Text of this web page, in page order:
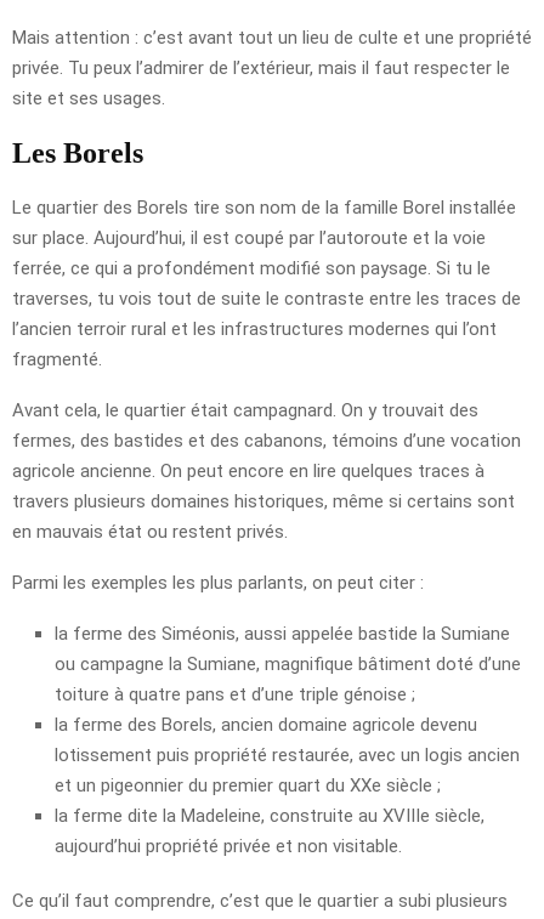
Mais attention : c’est avant tout un lieu de culte et une propriété
privée. Tu peux l’admirer de l’extérieur, mais il faut respecter le
site et ses usages.
Les Borels
Le quartier des Borels tire son nom de la famille Borel installée
sur place. Aujourd’hui, il est coupé par l’autoroute et la voie
ferrée, ce qui a profondément modifié son paysage. Si tu le
traverses, tu vois tout de suite le contraste entre les traces de
l’ancien terroir rural et les infrastructures modernes qui l’ont
fragmenté.
Avant cela, le quartier était campagnard. On y trouvait des
fermes, des bastides et des cabanons, témoins d’une vocation
agricole ancienne. On peut encore en lire quelques traces à
travers plusieurs domaines historiques, même si certains sont
en mauvais état ou restent privés.
Parmi les exemples les plus parlants, on peut citer :
la ferme des Siméonis, aussi appelée bastide la Sumiane
ou campagne la Sumiane, magnifique bâtiment doté d’une
toiture à quatre pans et d’une triple génoise ;
la ferme des Borels, ancien domaine agricole devenu
lotissement puis propriété restaurée, avec un logis ancien
et un pigeonnier du premier quart du XXe siècle ;
la ferme dite la Madeleine, construite au XVIIIe siècle,
aujourd’hui propriété privée et non visitable.
Ce qu’il faut comprendre, c’est que le quartier a subi plusieurs